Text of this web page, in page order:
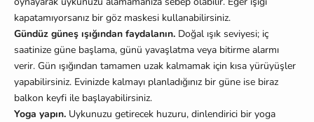
kapatamıyorsanız bir göz maskesi kullanabilirsiniz.
Gündüz güneş ışığından faydalanın. Doğal ışık seviyesi; iç
saatinize güne başlama, günü yavaşlatma veya bitirme alarmı
verir. Gün ışığından tamamen uzak kalmamak için kısa yürüyüşler
yapabilirsiniz. Evinizde kalmayı planladığınız bir güne ise biraz
balkon keyfi ile başlayabilirsiniz.
Yoga yapın. Uykunuzu getirecek huzuru, dinlendirici bir yoga